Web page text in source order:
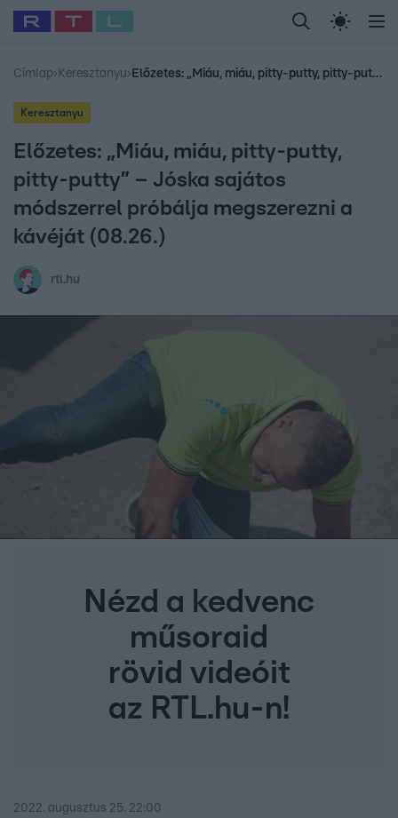
Legfrissebb RTL Híradó Randi Celeb vagyok,
Babits Marcella Most Wanted Gallusz
Címlap› Keresztanyu› Előzetes: „Miáu, miáu, pitty-putty, pitty-putty” – Jóska sajátos módszerrel próbálja megszerezni a kávéját (08.26.)
Keresztanyu
Előzetes: „Miáu, miáu, pitty-putty,
pitty-putty” – Jóska sajátos
módszerrel próbálja megszerezni a
kávéját (08.26.)
rtl.hu
Nézd a kedvenc
műsoraid
rövid videóit
az RTL.hu-n!
2022. augusztus 25. 22:00